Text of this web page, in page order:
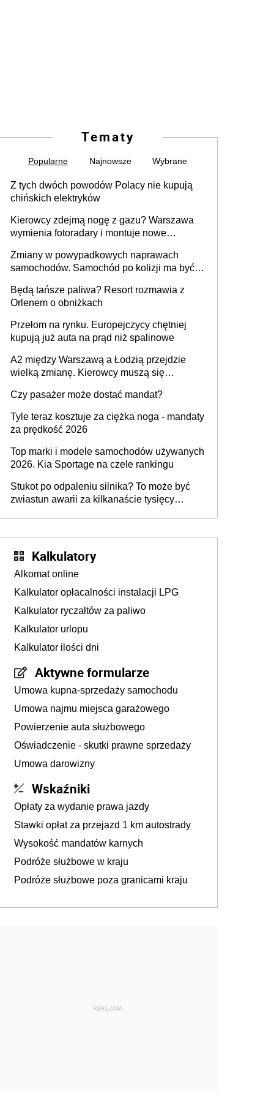
Tematy
Popularne Najnowsze Wybrane
Z tych dwóch powodów Polacy nie kupują
chińskich elektryków
Kierowcy zdejmą nogę z gazu? Warszawa
wymienia fotoradary i montuje nowe
Zmiany w powypadkowych naprawach
samochodów. Samochód po kolizji ma być
technologią producenta
Będą tańsze paliwa? Resort rozmawia z
Orlenem o obniżkach
Przełom na rynku. Europejczycy chętniej
kupują już auta na prąd niż spalinowe
A2 między Warszawą a Łodzią przejdzie
wielką zmianę. Kierowcy muszą się
Czy pasażer może dostać mandat?
Tyle teraz kosztuje za ciężka noga - mandaty
za prędkość 2026
Top marki i modele samochodów używanych
2026. Kia Sportage na czele rankingu
Stukot po odpaleniu silnika? To może być
zwiastun awarii za kilkanaście tysięcy
Kalkulatory
Alkomat online
Kalkulator opłacalności instalacji LPG
Kalkulator ryczałtów za paliwo
Kalkulator urlopu
Kalkulator ilości dni
Aktywne formularze
Umowa kupna-sprzedaży samochodu
Umowa najmu miejsca garażowego
Powierzenie auta służbowego
Oświadczenie - skutki prawne sprzedaży
Umowa darowizny
Wskaźniki
Opłaty za wydanie prawa jazdy
Stawki opłat za przejazd 1 km autostrady
Wysokość mandatów karnych
Podróże służbowe w kraju
Podróże służbowe poza granicami kraju
REKLAMA